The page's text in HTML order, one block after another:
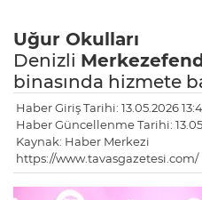
Uğur Okulları
Denizli
binasında hizmete
Haber Giriş Tarihi: 13.05.2026
Haber Güncellenme Tarihi:
Kaynak: Haber Merkezi
https://www.tavasgazetesi.com/